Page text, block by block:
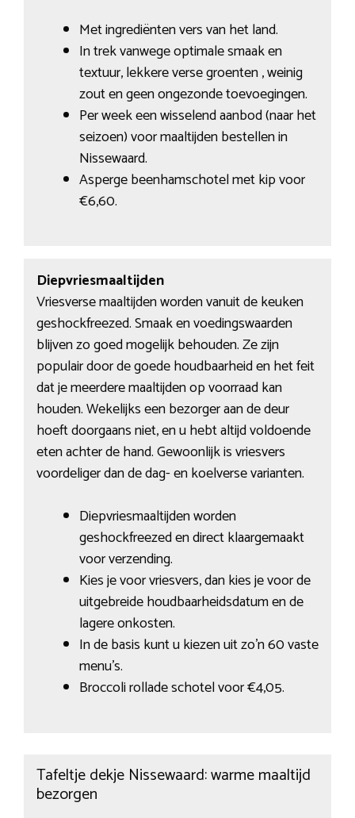
Met ingrediënten vers van het land.
In trek vanwege optimale smaak en
textuur, lekkere verse groenten , weinig
zout en geen ongezonde toevoegingen.
Per week een wisselend aanbod (naar het
seizoen) voor maaltijden bestellen in
Nissewaard.
Asperge beenhamschotel met kip voor
€6,60.
Diepvriesmaaltijden
Vriesverse maaltijden worden vanuit de keuken
geshockfreezed. Smaak en voedingswaarden
blijven zo goed mogelijk behouden. Ze zijn
populair door de goede houdbaarheid en het feit
dat je meerdere maaltijden op voorraad kan
houden. Wekelijks een bezorger aan de deur
hoeft doorgaans niet, en u hebt altijd voldoende
eten achter de hand. Gewoonlijk is vriesvers
voordeliger dan de dag- en koelverse varianten.
Diepvriesmaaltijden worden
geshockfreezed en direct klaargemaakt
voor verzending.
Kies je voor vriesvers, dan kies je voor de
uitgebreide houdbaarheidsdatum en de
lagere onkosten.
In de basis kunt u kiezen uit zo’n 60 vaste
menu’s.
Broccoli rollade schotel voor €4,05.
Tafeltje dekje Nissewaard: warme maaltijd
bezorgen